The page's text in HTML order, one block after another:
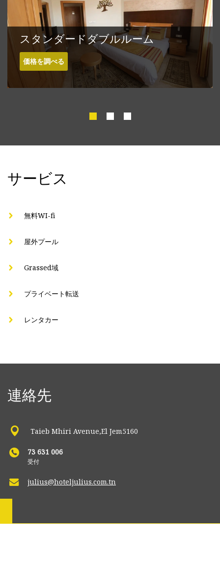
スタンダードダブルルーム
価格を調べる
サービス
無料WI-fi
屋外プール
Grassed域
プライベート転送
レンタカー
連絡先
Taieb Mhiri Avenue,El Jem5160
73 631 006
受付
julius@hoteljulius.com.tn